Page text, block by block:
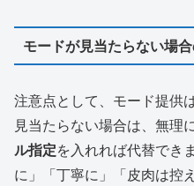
モードが見当たらない場
注意点として、モード提供
見当たらない場合は、無理
ル指定を入れれば代替でき
に」「丁寧に」「皮肉は控